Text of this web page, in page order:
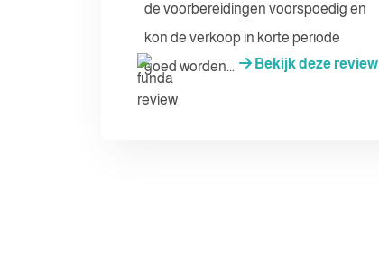
de voorbereidingen voorspoedig en
kon de verkoop in korte periode
goed worden...
Bekijk deze review